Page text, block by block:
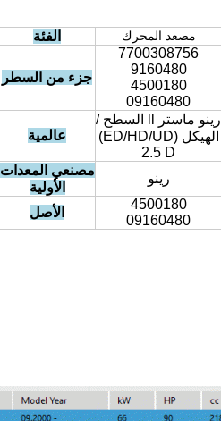
مصعد المحرك الفئة
7700308756
9160480
4500180
09160480
جزء من السطر
رينو ماستر ll السطح /
الهيكل (ED/HD/UD)
2.5 D
عالمية
رينو
مصنعي المعدات
الأولية
4500180
09160480
الأصل